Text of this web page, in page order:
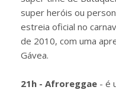
super heróis ou
estreia oficial no
de 2010, com uma
Gávea.
21h - Afroreggae - é